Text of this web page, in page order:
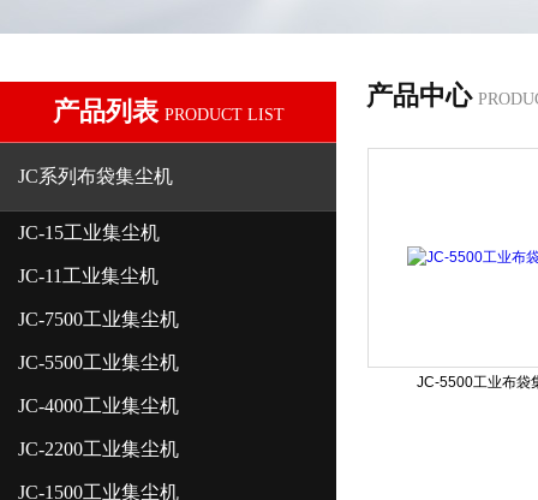
产品列表 PRODUCT LIST
JC系列布袋集尘机
JC-15工业集尘机
JC-11工业集尘机
JC-7500工业集尘机
JC-5500工业集尘机
JC-4000工业集尘机
JC-2200工业集尘机
JC-1500工业集尘机
产品中心
JC-5500工业布袋